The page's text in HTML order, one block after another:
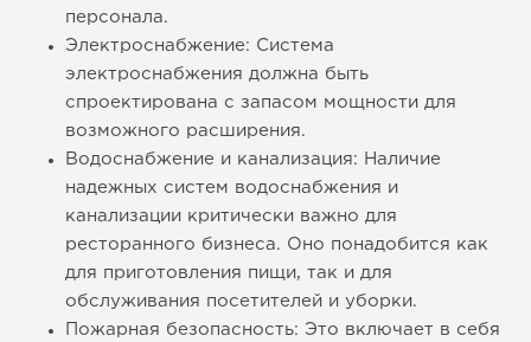
персонала.
Электроснабжение: Система
электроснабжения должна быть
спроектирована с запасом мощности для
возможного расширения.
Водоснабжение и канализация: Наличие
надежных систем водоснабжения и
канализации критически важно для
ресторанного бизнеса. Оно понадобится как
для приготовления пищи, так и для
обслуживания посетителей и уборки.
Пожарная безопасность: Это включает в себя